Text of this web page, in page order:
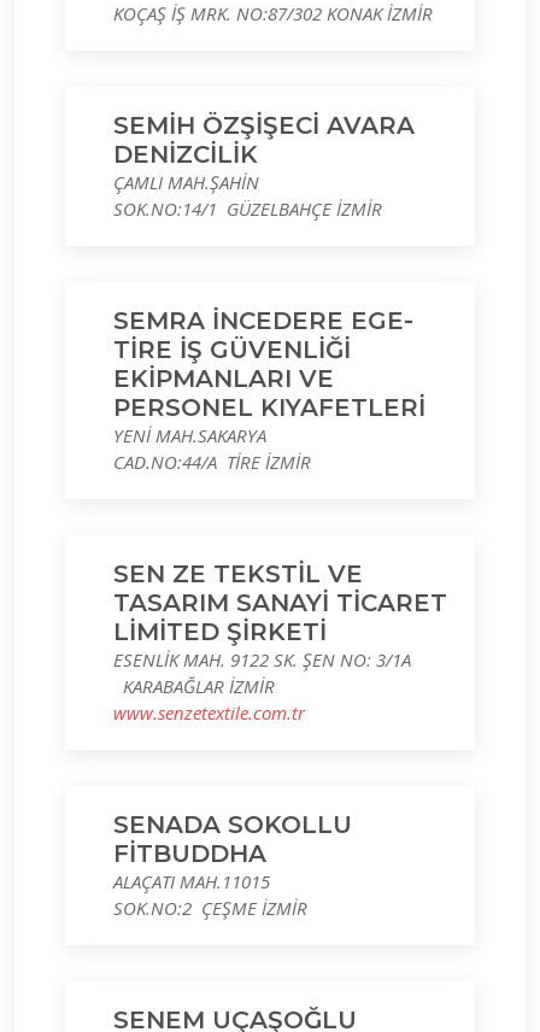
KOÇAŞ İŞ MRK. NO:87/302 KONAK İZMİR
SEMİH ÖZŞİŞECİ AVARA
DENİZCİLİK
ÇAMLI MAH.ŞAHİN
SOK.NO:14/1 GÜZELBAHÇE İZMİR
SEMRA İNCEDERE EGE-
TİRE İŞ GÜVENLİĞİ
EKİPMANLARI VE
PERSONEL KIYAFETLERİ
YENİ MAH.SAKARYA
CAD.NO:44/A TİRE İZMİR
SEN ZE TEKSTİL VE
TASARIM SANAYİ TİCARET
LİMİTED ŞİRKETİ
ESENLİK MAH. 9122 SK. ŞEN NO: 3/1A
KARABAĞLAR İZMİR
www.senzetextile.com.tr
SENADA SOKOLLU
FİTBUDDHA
ALAÇATI MAH.11015
SOK.NO:2 ÇEŞME İZMİR
SENEM UÇAŞOĞLU